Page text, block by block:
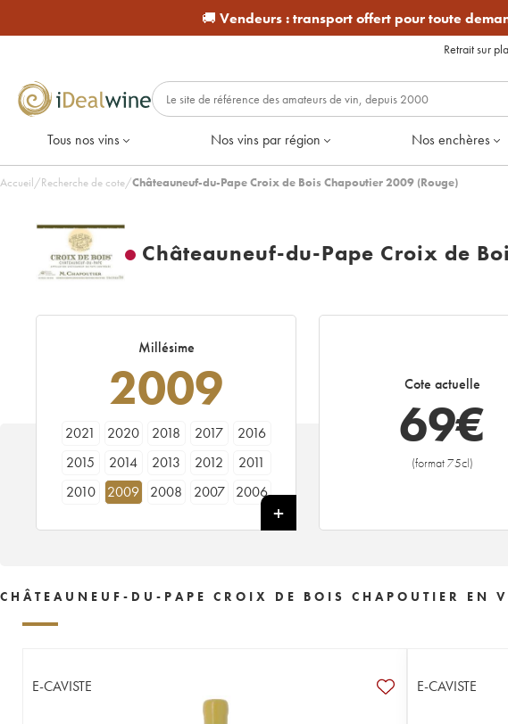
🚚 Vendeurs :transport offert pour toute
Retrait sur
Tous nos vins Nos vins par région Nos enchères
Accueil/Recherche de cote/Châteauneuf-du-Pape Croix de Bois Chapoutier 2009 (Rouge)
Châteauneuf-du-Pape Croix de
Millésime
2009
2021 2020 2018 2017
2016
2015
2014 2013 2012
2011
2010
2009 2008 2007
2006
Cote actuelle
69€
(format 75cl)
CHÂTEAUNEUF-DU-PAPE CROIX DE BOIS CHAPOUTIER EN
E-CAVISTE E-CAVISTE